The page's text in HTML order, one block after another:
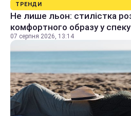
ТРЕНДИ
Не лише льон: стилістка
комфортного образу у спеку
07 серпня 2026, 13:14